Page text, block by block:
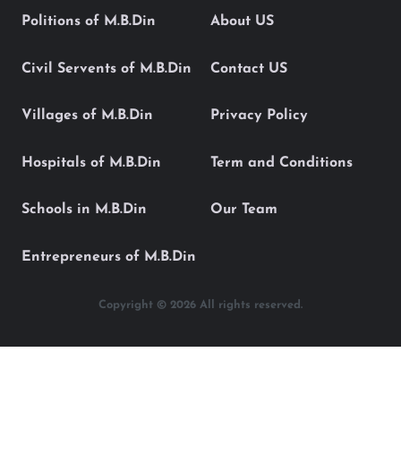
Politions of M.B.Din
Civil Servents of M.B.Din
Villages of M.B.Din
Hospitals of M.B.Din
Schools in M.B.Din
Entrepreneurs of M.B.Din
About US
Contact US
Privacy Policy
Term and Conditions
Our Team
Copyright © 2026 All rights reserved.